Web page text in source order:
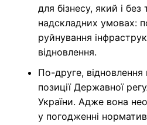
для бізнесу, який і
надскладних умовах:
руйнування
відновлення.
По-друге, відновлення
позиції Державної
України. Адже вона
у погодженні